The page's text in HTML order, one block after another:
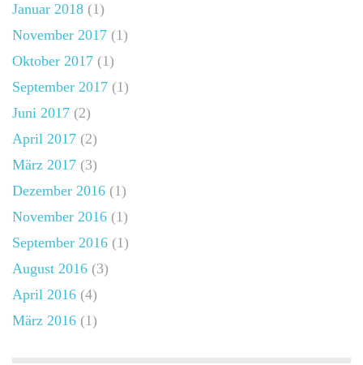
Januar 2018 (1)
November 2017 (1)
Oktober 2017 (1)
September 2017 (1)
Juni 2017 (2)
April 2017 (2)
März 2017 (3)
Dezember 2016 (1)
November 2016 (1)
September 2016 (1)
August 2016 (3)
April 2016 (4)
März 2016 (1)